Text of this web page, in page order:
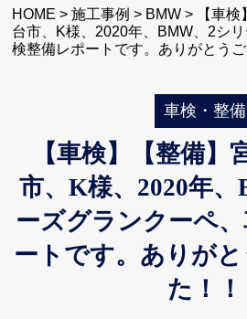
HOME >施工事例 > BMW >
【車
台市、K様、2020年、BMW、2シ
検整備レポートです。ありがとうご
車検・整備
【車検】【整備】
市、K様、2020年、
ーズグランクーペ
ートです。ありが
た！！